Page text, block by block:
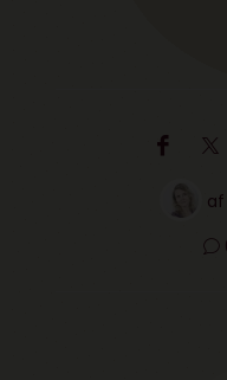
af